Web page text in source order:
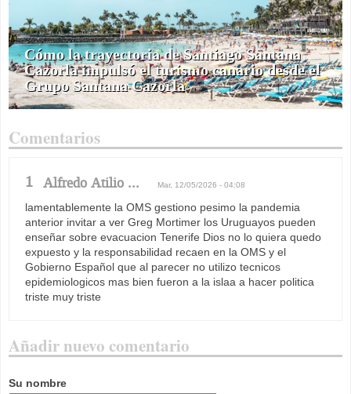
Cómo la trayectoria de Santiago Santana
Cazorla impulsó el turismo canario desde el
Grupo Santana Cazorla
Comentarios
1 Alfredo Atilio ... Mar, 12/05/2026 - 04:08
lamentablemente la OMS gestiono pesimo la pandemia
anterior invitar a ver Greg Mortimer los Uruguayos pueden
enseñar sobre evacuacion Tenerife Dios no lo quiera quedo
expuesto y la responsabilidad recaen en la OMS y el
Gobierno Español que al parecer no utilizo tecnicos
epidemiologicos mas bien fueron a la islaa a hacer politica
triste muy triste
Añadir nuevo comentario
Su nombre